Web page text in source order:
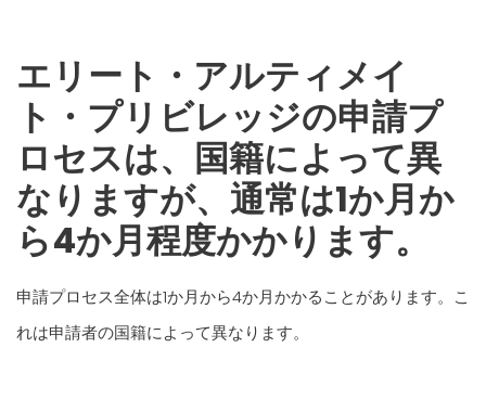
エリート・アルティメイ
ト・プリビレッジの申請プ
ロセスは、国籍によって異
なりますが、通常は1か月か
ら4か月程度かかります。
申請プロセス全体は1か月から4か月かかることがあります。こ
れは申請者の国籍によって異なります。